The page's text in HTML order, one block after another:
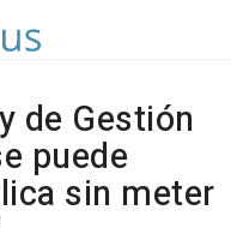
de Gestión
puede
sin meter